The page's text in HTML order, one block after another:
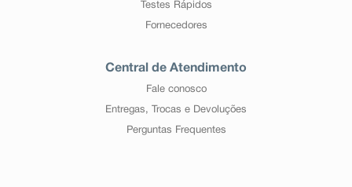
Testes Rápidos
Fornecedores
Central de Atendimento
Fale conosco
Entregas, Trocas e Devoluções
Perguntas Frequentes